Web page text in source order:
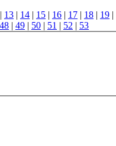
| 13 | 14 | 15 | 16 | 17 | 18 | 19 |
48 | 49 | 50 | 51 | 52 | 53